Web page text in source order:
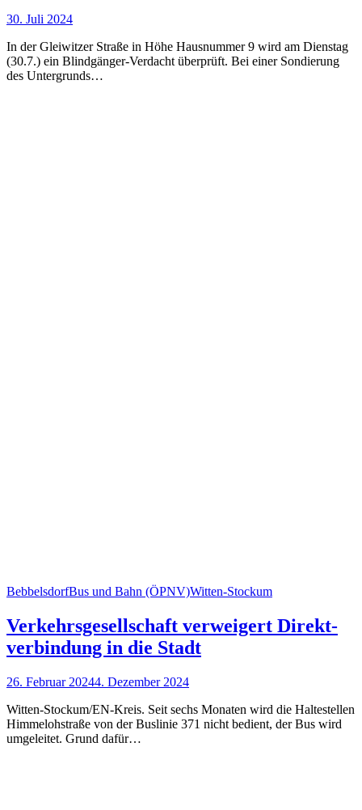
30. Juli 2024
In der Gleiwitzer Straße in Höhe Hausnummer 9 wird am Dienstag
(30.7.) ein Blindgänger-Verdacht überprüft. Bei einer Sondierung
des Untergrunds…
BebbelsdorfBus und Bahn (ÖPNV)Witten-Stockum
Verkehrsgesellschaft verweigert Direkt­
verbindung in die Stadt
26. Februar 20244. Dezember 2024
Witten-Stockum/EN-Kreis. Seit sechs Monaten wird die Haltestellen
Himmelohstraße von der Buslinie 371 nicht bedient, der Bus wird
umgeleitet. Grund dafür…